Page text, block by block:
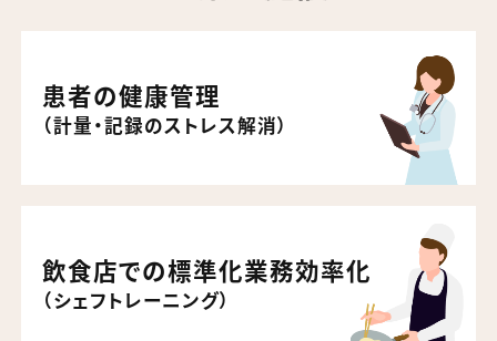
患者の健康管理
（計量・記録のストレス解消）
飲食店での標準化業務効率化
（シェフトレーニング）